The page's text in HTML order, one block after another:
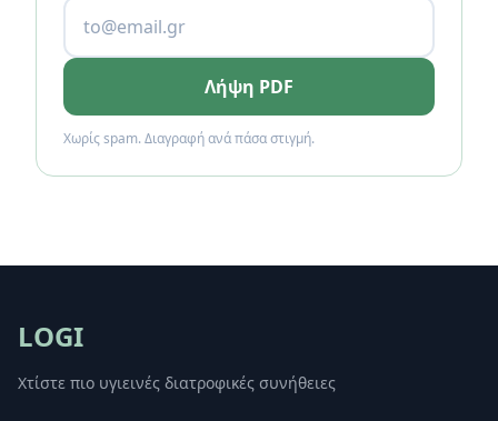
Λήψη PDF
Χωρίς spam. Διαγραφή ανά πάσα στιγμή.
LOGI
Χτίστε πιο υγιεινές διατροφικές συνήθειες